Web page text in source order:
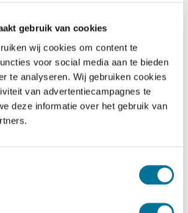
gebruik van cookies
wij cookies om content te
voor social media aan te bieden
te analyseren. Wij gebruiken cookies
van advertentiecampagnes te
deze informatie over het gebruik van
van wat we zeggen, maar van wie we
en betrokkenheid werk ik als
versterken van onderwijs waarin
ruimte is voor groei — van